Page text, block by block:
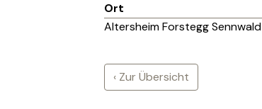
Ort
Altersheim Forstegg Sennwald
‹ Zur Übersicht